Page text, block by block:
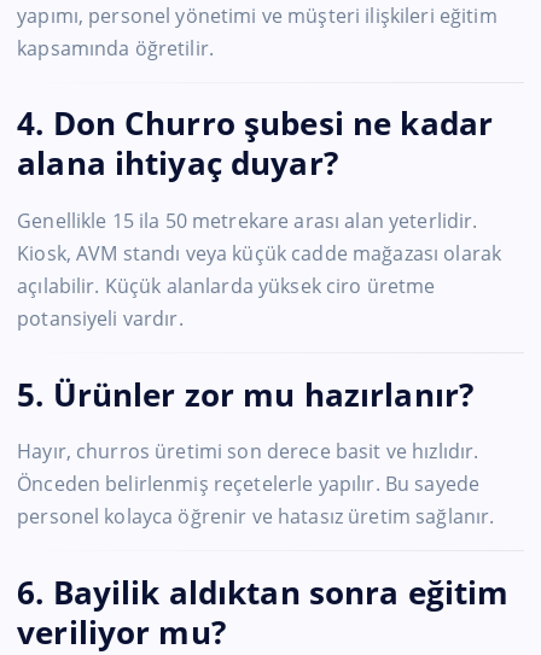
yapımı, personel yönetimi ve müşteri ilişkileri eğitim
kapsamında öğretilir.
4. Don Churro şubesi ne kadar
alana ihtiyaç duyar?
Genellikle 15 ila 50 metrekare arası alan yeterlidir.
Kiosk, AVM standı veya küçük cadde mağazası olarak
açılabilir. Küçük alanlarda yüksek ciro üretme
potansiyeli vardır.
5. Ürünler zor mu hazırlanır?
Hayır, churros üretimi son derece basit ve hızlıdır.
Önceden belirlenmiş reçetelerle yapılır. Bu sayede
personel kolayca öğrenir ve hatasız üretim sağlanır.
6. Bayilik aldıktan sonra eğitim
veriliyor mu?